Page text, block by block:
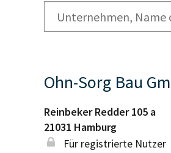
Ohn-Sorg Bau
Reinbeker Redder 105 a
21031 Hamburg
Für registrierte Nutzer